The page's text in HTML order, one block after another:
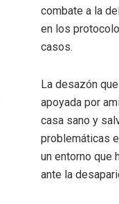
combate a la
en los
casos.
La desazón
apoyada por
casa sano y
problemáticas
un entorno que
ante la